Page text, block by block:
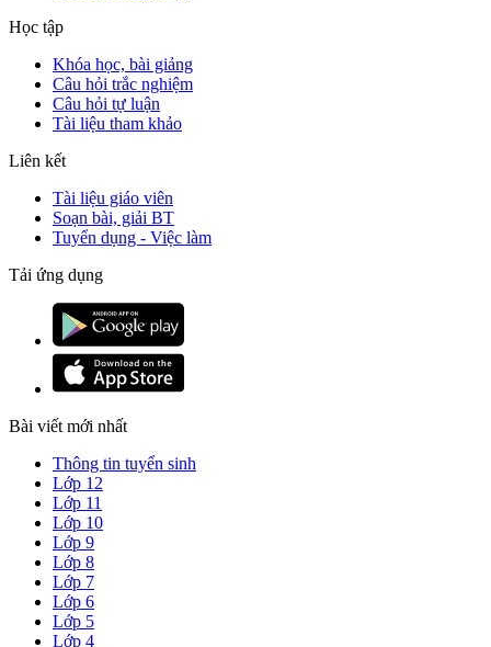
Học tập
Khóa học, bài giảng
Câu hỏi trắc nghiệm
Câu hỏi tự luận
Tài liệu tham khảo
Liên kết
Tài liệu giáo viên
Soạn bài, giải BT
Tuyển dụng - Việc làm
Tải ứng dụng
Bài viết mới nhất
Thông tin tuyển sinh
Lớp 12
Lớp 11
Lớp 10
Lớp 9
Lớp 8
Lớp 7
Lớp 6
Lớp 5
Lớp 4